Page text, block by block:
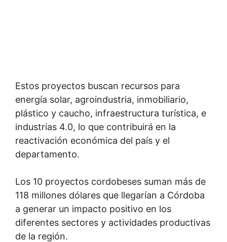
Estos proyectos buscan recursos para
energía solar, agroindustria, inmobiliario,
plástico y caucho, infraestructura turística, e
industrias 4.0, lo que contribuirá en la
reactivación económica del país y el
departamento.
Los 10 proyectos cordobeses suman más de
118 millones dólares que llegarían a Córdoba
a generar un impacto positivo en los
diferentes sectores y actividades productivas
de la región.